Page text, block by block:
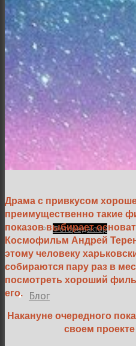
Фуд фотограф
Семейная и детская
Свадебная фотосъёмка
Фоторедактор
Блог
Драма с привкусом
преимущественно такие
показов выбирает
Космофильм Андрей
этому человеку
собираются пару раз в
посмотреть хороший
его.
Накануне очередного
своем